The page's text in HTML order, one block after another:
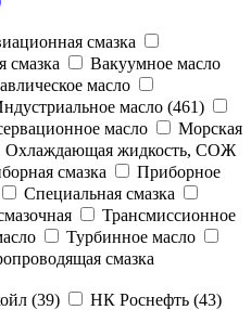
смазка
смазка
Вакуумное масло
масло
масло (461)
масло
Морская
Охлаждающая жидкость, СОЖ
смазка
Приборное
Специальная смазка
Трансмиссионное
Турбинное масло
смазка
(39)
НК Роснефть (43)